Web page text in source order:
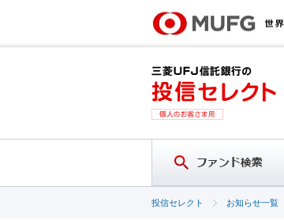
投信セレクト お知らせ一覧